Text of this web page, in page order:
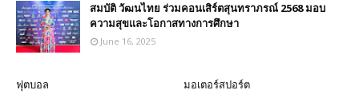
สมบัติ วัฒนไทย ร่วมคอนเสิร์ตสุนทราภรณ์ 2568 มอบ
ความสุขและโอกาสทางการศึกษา
June 16, 2025
ฟุตบอล มอเตอร์สปอร์ต